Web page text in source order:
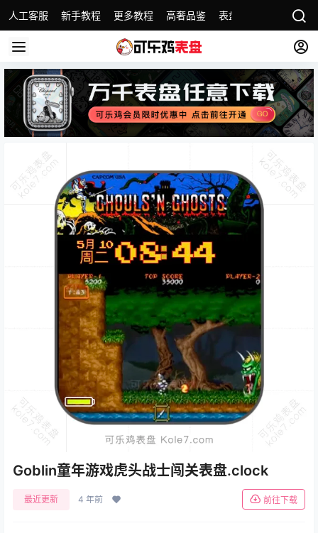
人工客服 新手教程 更多教程 高奢品鉴 表盘精选 名表故事
Goblin童年游戏虎头战士闯关表盘.clock
最近更新 4 年前 前往下载